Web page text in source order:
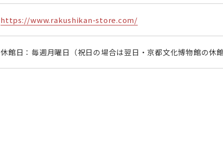
https://www.rakushikan-store.com/
休館日：毎週月曜日（祝日の場合は翌日・京都文化博物館の休館